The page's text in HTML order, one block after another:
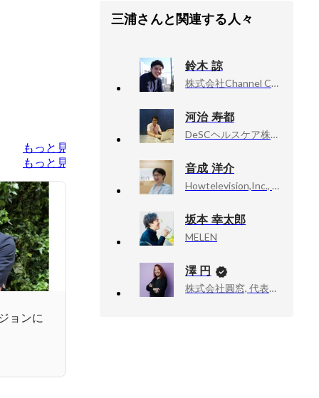
もっと見る
もっと見る
ョンに
三浦さんと関連する人々
鈴木 諒
株式会社Channel Corporation, 執行役員
河治 寿都
DeSCヘルスケア株式会社, 製品開発統括部プロダクト開発部副部長
音成 洋介
Howtelevision,Inc., Founder, CEO
坂本 幸太郎
MELEN
澤 円
株式会社圓窓, 代表取締役